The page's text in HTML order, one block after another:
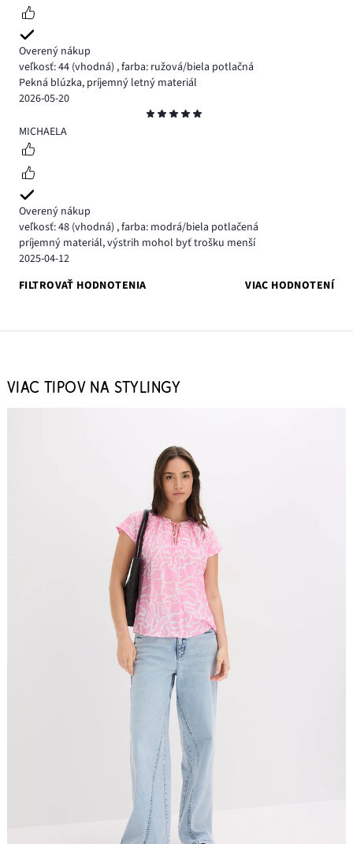
Overený nákup
veľkosť: 44 (vhodná) ,farba: ružová/biela potlačná
Pekná blúzka, príjemný letný materiál
2026-05-20
5
MICHAELA
Overený nákup
veľkosť: 48 (vhodná) ,farba: modrá/biela potlačená
príjemný materiál, výstrih mohol byť trošku menší
2025-04-12
FILTROVAŤ HODNOTENIA
VIAC HODNOTENÍ
VIAC TIPOV NA STYLINGY